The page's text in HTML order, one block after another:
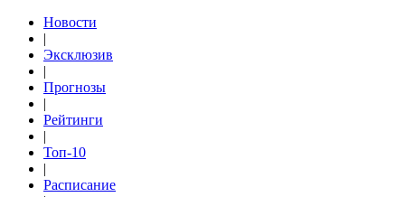
Новости
|
Эксклюзив
|
Прогнозы
|
Рейтинги
|
Топ-10
|
Расписание